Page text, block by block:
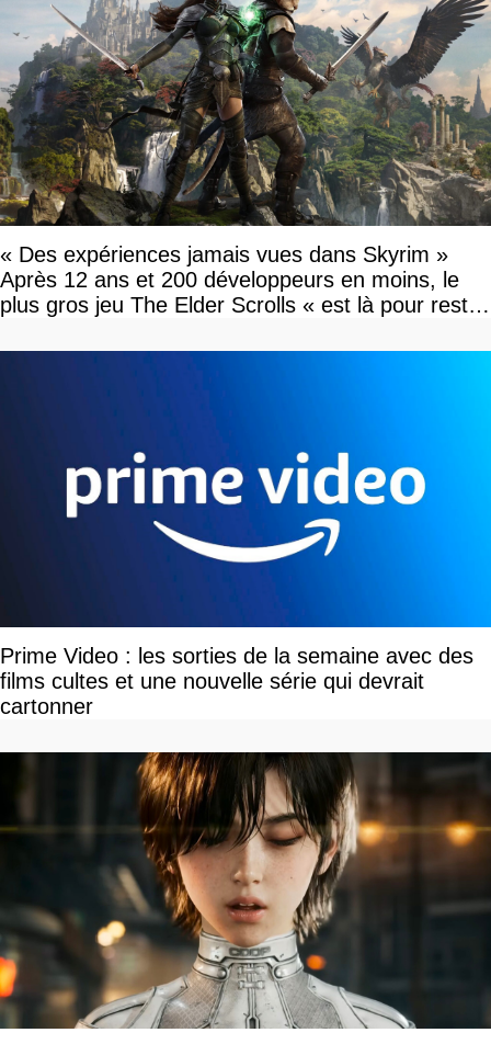
« Des expériences jamais vues dans Skyrim »
Après 12 ans et 200 développeurs en moins, le
plus gros jeu The Elder Scrolls « est là pour rester
Prime Video : les sorties de la semaine avec des
films cultes et une nouvelle série qui devrait
cartonner